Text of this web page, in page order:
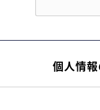
個人情報